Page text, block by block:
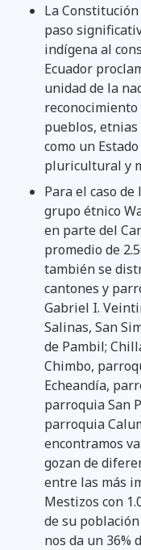
La
paso
indígena al
Ecuador
unidad de la
pueblos,
como un
pluricultural y
Para el caso
grupo étnico
en parte del
promedio de
también se
cantones y
Gabriel I.
Salinas, San
de Pambil;
Chimbo,
Echeandía,
parroquia San
parroquia
encontramos
gozan de
entre las más
Mestizos con
de su
nos da un 36%